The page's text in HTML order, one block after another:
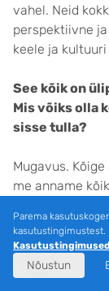
vahel. Neid
perspektiivne
keele ja
See kõik on
Mis võiks olla
sisse tulla?
Mugavus.
me anname
Siis me
Parema
kasutustingimustest.
Kasutustingimused
Nõustun